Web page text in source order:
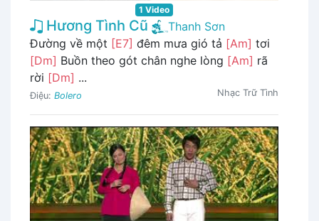
1 Video
Hương Tình Cũ
Thanh Sơn
Đường về một [E7] đêm mưa gió tả [Am] tơi
[Dm] Buồn theo gót chân nghe lòng [Am] rã
rời [Dm] ...
Điệu: Bolero Nhạc Trữ Tình